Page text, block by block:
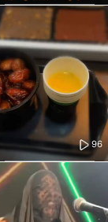
96